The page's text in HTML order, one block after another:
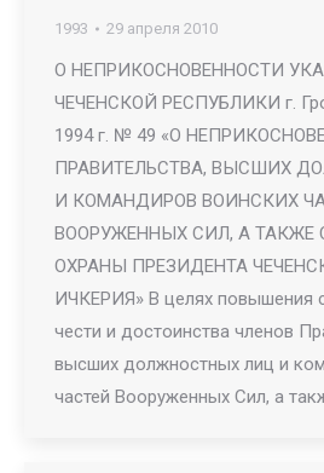
1993 29 апреля 2010
О НЕПРИКОСНОВЕННОСТИ
ЧЕЧЕНСКОЙ РЕСПУБЛИКИ г.
1994 г. № 49 «О
ПРАВИТЕЛЬСТВА, ВЫСШИХ
И КОМАНДИРОВ ВОИНСКИХ
ВООРУЖЕННЫХ СИЛ, А ТАКЖЕ
ОХРАНЫ ПРЕЗИДЕНТА
ИЧКЕРИЯ» В целях повышения
чести и достоинства членов
высших должностных лиц и
частей Вооруженных Сил, а